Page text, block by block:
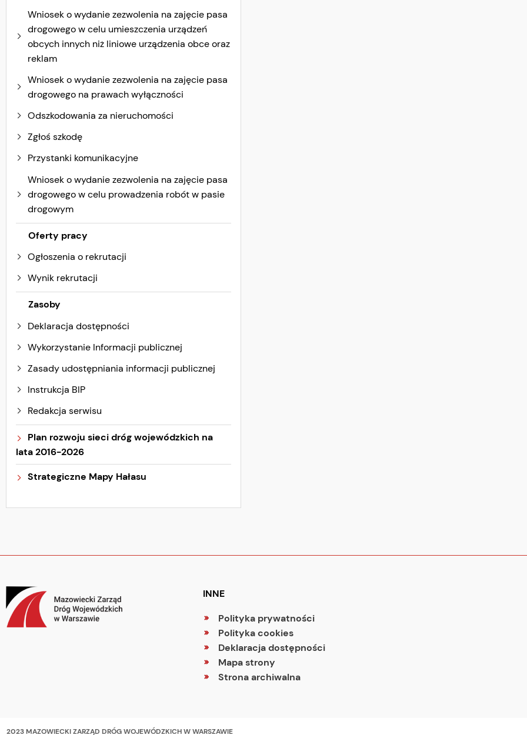
Wniosek o wydanie zezwolenia na zajęcie pasa
drogowego w celu umieszczenia urządzeń
obcych innych niż liniowe urządzenia obce oraz
reklam
Wniosek o wydanie zezwolenia na zajęcie pasa
drogowego na prawach wyłączności
Odszkodowania za nieruchomości
Zgłoś szkodę
Przystanki komunikacyjne
Wniosek o wydanie zezwolenia na zajęcie pasa
drogowego w celu prowadzenia robót w pasie
drogowym
Oferty pracy
Ogłoszenia o rekrutacji
Wynik rekrutacji
Zasoby
Deklaracja dostępności
Wykorzystanie Informacji publicznej
Zasady udostępniania informacji publicznej
Instrukcja BIP
Redakcja serwisu
Plan rozwoju sieci dróg wojewódzkich na
lata 2016-2026
Strategiczne Mapy Hałasu
INNE
Polityka prywatności
Polityka cookies
Deklaracja dostępności
Mapa strony
Strona archiwalna
2023 MAZOWIECKI ZARZĄD DRÓG WOJEWÓDZKICH W WARSZAWIE